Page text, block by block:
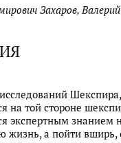
Захаров,
на той стороне
экспертным
жизнь, а пойти вширь,